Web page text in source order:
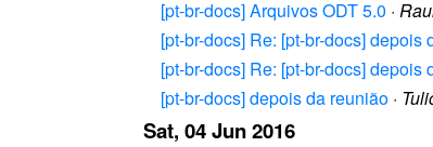
[pt-br-docs] Arquivos ODT 5.0 ·
[pt-br-docs] Re: [pt-br-docs] depois
[pt-br-docs] Re: [pt-br-docs] depois
[pt-br-docs] depois da reunião ·
Sat, 04 Jun 2016